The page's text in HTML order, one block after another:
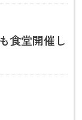
食堂開催し